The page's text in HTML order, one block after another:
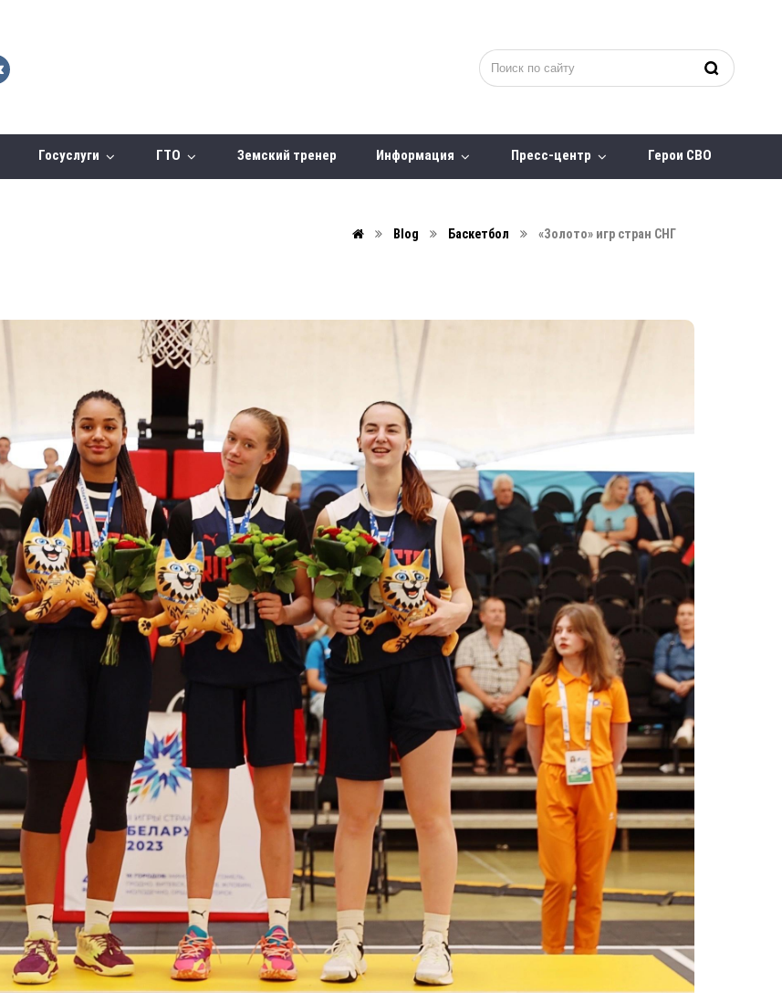
Госуслуги ГТО Земский тренер Информация Пресс-центр Герои СВО
Blog Баскетбол «Золото» игр стран СНГ